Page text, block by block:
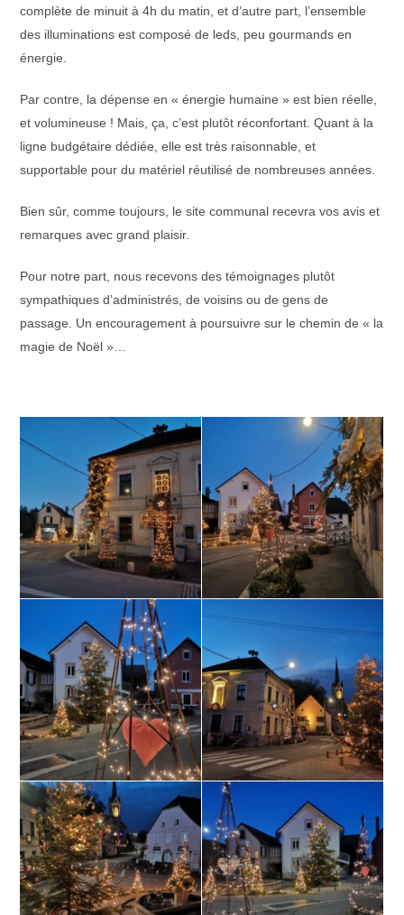
complète de minuit à 4h du matin, et d’autre part, l’ensemble
des illuminations est composé de leds, peu gourmands en
énergie.
Par contre, la dépense en « énergie humaine » est bien réelle,
et volumineuse ! Mais, ça, c’est plutôt réconfortant. Quant à la
ligne budgétaire dédiée, elle est très raisonnable, et
supportable pour du matériel réutilisé de nombreuses années.
Bien sûr, comme toujours, le site communal recevra vos avis et
remarques avec grand plaisir.
Pour notre part, nous recevons des témoignages plutôt
sympathiques d’administrés, de voisins ou de gens de
passage. Un encouragement à poursuivre sur le chemin de « la
magie de Noël »…